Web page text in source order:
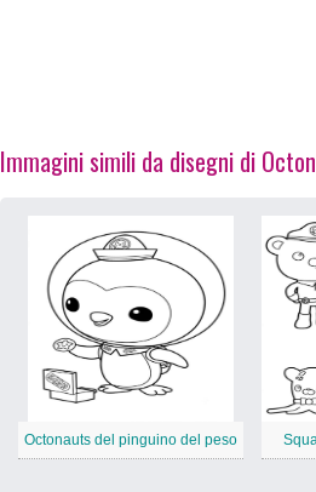
Immagini simili da disegni di
Octonauts del pinguino del peso